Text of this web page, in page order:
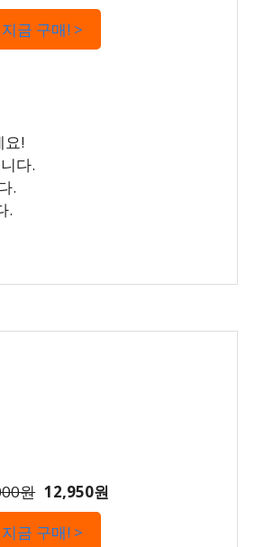
금 구매! >
요!
다.
.
.
원 12,950원
금 구매! >